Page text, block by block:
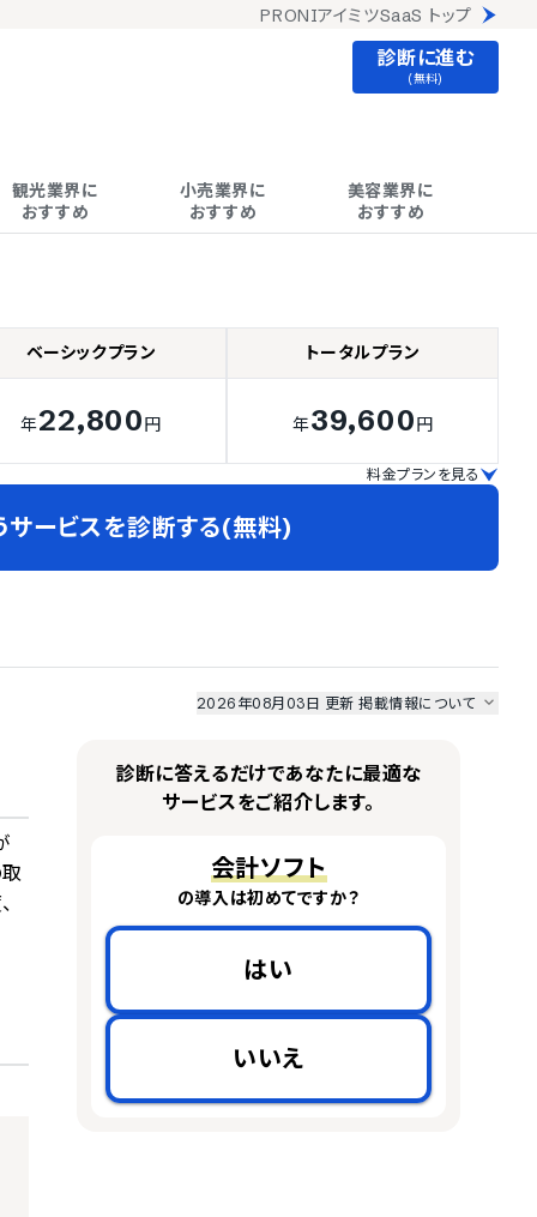
PRONIアイミツSaaS トップ
診断に進む
(無料)
観光業界に
おすすめ
小売業界に
おすすめ
美容業界に
おすすめ
ベーシックプラン
年22,800円
トータルプラン
年39,600円
料金プランを見る
サービスを診断する(無料)
2026年08月03日 更新掲載情報について
一部
PRONIアイミツSaaS
のサービスデータを参照しています。
業界DX最強ナビ編集部 情報取得元
診断に答えるだけであなたに最適な
サービスをご紹介します。
会計ソフト
の導入は初めてですか？
はい
いいえ